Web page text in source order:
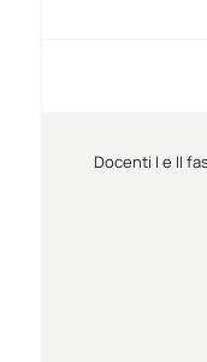
Docenti I e II